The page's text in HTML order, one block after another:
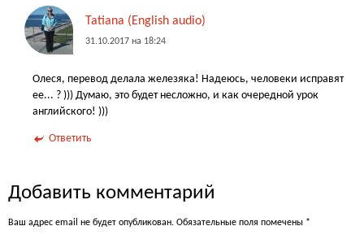
Tatiana (English audio)
31.10.2017 на 18:24
Олеся, перевод делала железяка! Надеюсь, человеки исправят
ее... ? ))) Думаю, это будет несложно, и как очередной урок
английского! )))
Ответить
Добавить комментарий
Ваш адрес email не будет опубликован. Обязательные поля помечены *